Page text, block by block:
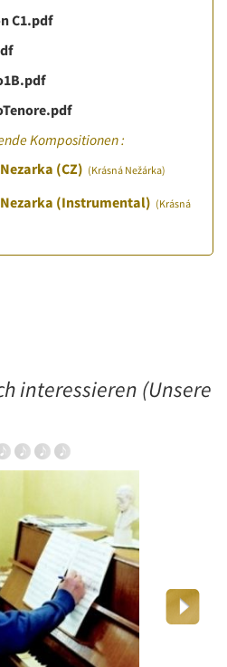
C1.pdf
Kompositionen :
(CZ) (Krásná Nežárka)
Nezarka (Instrumental) (Krásná
interessieren (Unsere